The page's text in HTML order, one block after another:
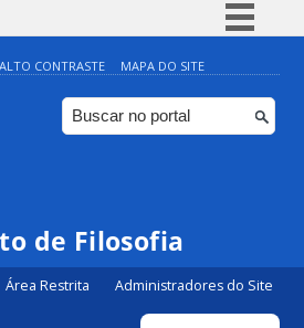
Simplifique!
Comunica BR
Participe
Canais
ALTO CONTRASTE MAPA DO SITE
de Filosofia
Área Restrita Administradores do Site